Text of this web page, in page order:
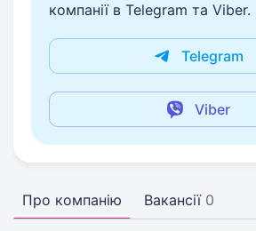
компанії в Telegram та Viber.
Telegram
Viber
Про компанію Вакансії 0